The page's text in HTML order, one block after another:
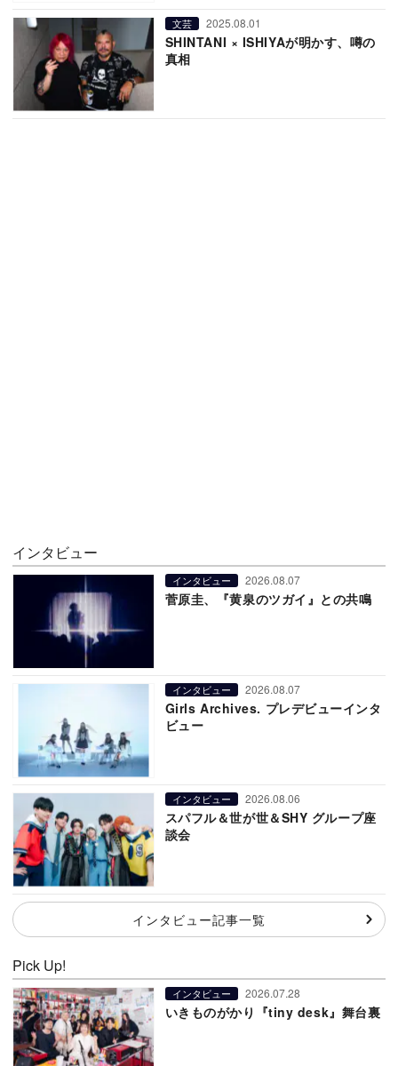
文芸 2025.08.01
SHINTANI × ISHIYAが明かす、噂の
真相
インタビュー
インタビュー 2026.08.07
菅原圭、『黄泉のツガイ』との共鳴
インタビュー 2026.08.07
Girls Archives. プレデビューインタ
ビュー
インタビュー 2026.08.06
スパフル＆世が世＆SHY グループ座
談会
インタビュー記事一覧
Pick Up!
インタビュー 2026.07.28
いきものがかり『tiny desk』舞台裏